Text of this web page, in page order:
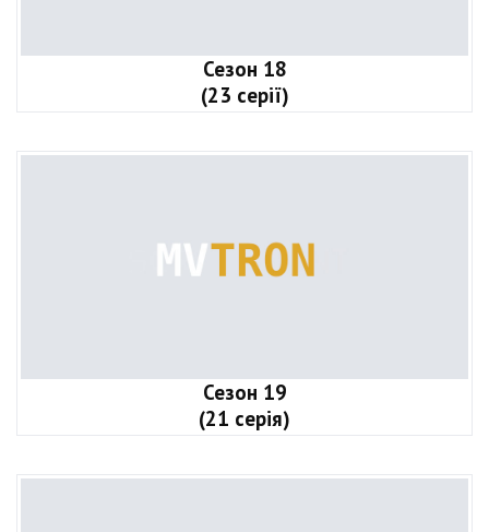
Сезон 18
(23 серії)
Сезон 19
(21 серія)